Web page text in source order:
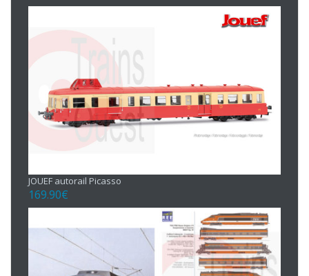
JOUEF autorail Picasso
169.90€